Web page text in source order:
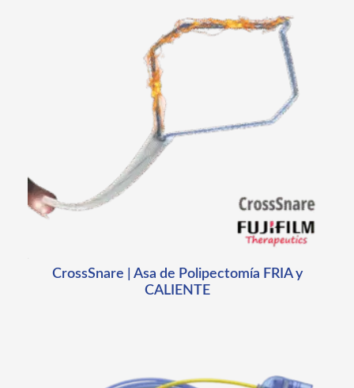
CrossSnare | Asa de Polipectomía FRIA y
CALIENTE